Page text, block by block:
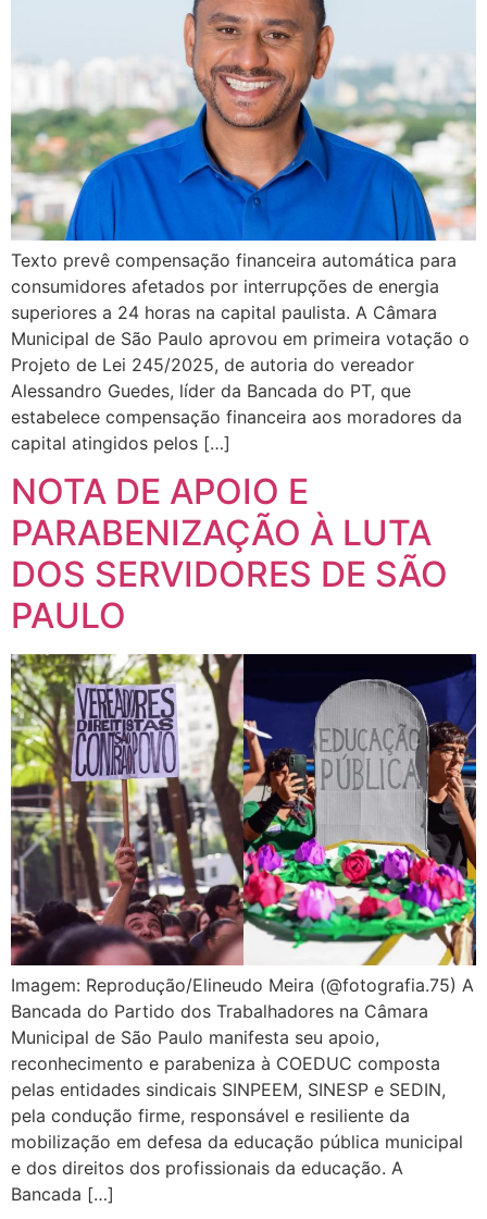
Texto prevê compensação financeira automática para
consumidores afetados por interrupções de energia
superiores a 24 horas na capital paulista. A Câmara
Municipal de São Paulo aprovou em primeira votação o
Projeto de Lei 245/2025, de autoria do vereador
Alessandro Guedes, líder da Bancada do PT, que
estabelece compensação financeira aos moradores da
capital atingidos pelos […]
NOTA DE APOIO E
PARABENIZAÇÃO À LUTA
DOS SERVIDORES DE SÃO
PAULO
Imagem: Reprodução/Elineudo Meira (@fotografia.75) A
Bancada do Partido dos Trabalhadores na Câmara
Municipal de São Paulo manifesta seu apoio,
reconhecimento e parabeniza à COEDUC composta
pelas entidades sindicais SINPEEM, SINESP e SEDIN,
pela condução firme, responsável e resiliente da
mobilização em defesa da educação pública municipal
e dos direitos dos profissionais da educação. A
Bancada […]